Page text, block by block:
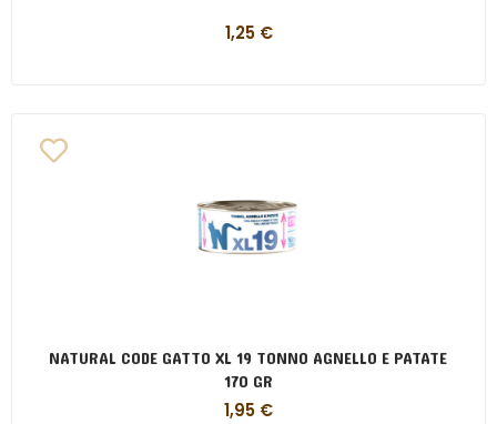
1,25 €
NATURAL CODE GATTO XL 19 TONNO AGNELLO E PATATE
170 GR
1,95 €